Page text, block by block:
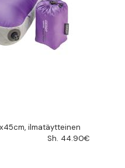
ilmatäytteinen
Sh. 44.90€